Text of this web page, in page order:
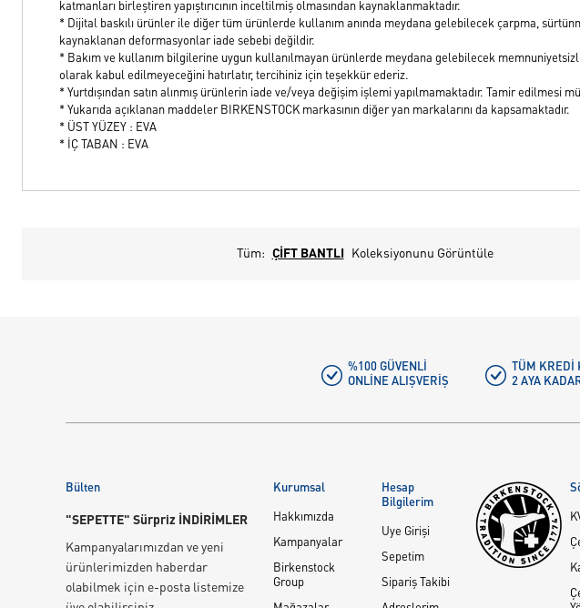
katmanları birleştiren yapıştırıcının inceltilmiş olmasından kaynaklanmaktadır.
* Dijital baskılı ürünler ile diğer tüm ürünlerde kullanım anında meydana gelebilecek çarpma,
kaynaklanan deformasyonlar iade sebebi değildir.
* Bakım ve kullanım bilgilerine uygun kullanılmayan ürünlerde meydana gelebilecek
olarak kabul edilmeyeceğini hatırlatır, tercihiniz için teşekkür ederiz.
* Yurtdışından satın alınmış ürünlerin iade ve/veya değişim işlemi yapılmamaktadır. Tamir edilmesi
* Yukarıda açıklanan maddeler BIRKENSTOCK markasının diğer yan markalarını da kapsamaktadır.
* ÜST YÜZEY : EVA
* İÇ TABAN : EVA
Tüm: ÇİFT BANTLI Koleksiyonunu Görüntüle
%100 GÜVENLI
ONLINE ALIŞVERIŞ
TÜM KREDI
2 AYA
Bülten
"SEPETTE" Sürpriz İNDİRİMLER
Kampanyalarımızdan ve yeni
ürünlerimizden haberdar
olabilmek için e-posta listemize
Kurumsal
Hakkımızda
Kampanyalar
Birkenstock
Group
Hesap
Bilgilerim
Üye Girişi
Sepetim
Sipariş Takibi